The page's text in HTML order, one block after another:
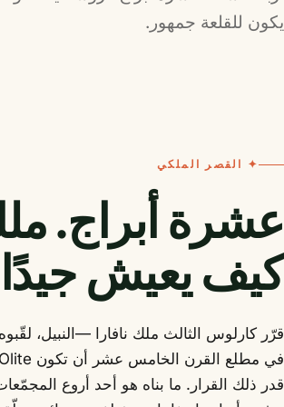
يكون للقلعة جمهور.
✦ القصر الملكي
عشرة أبراج.
كيف يعيش
قرّر كارلوس الثالث ملك نافارا —النبيل،
قدر ذلك القرار. ما بناه هو أحد أروع